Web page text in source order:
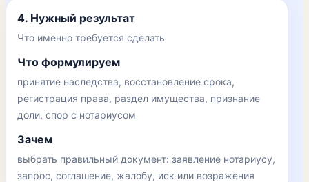
4. Нужный результат
Что именно требуется сделать
Что формулируем
принятие наследства, восстановление срока,
регистрация права, раздел имущества, признание
доли, спор с нотариусом
Зачем
выбрать правильный документ: заявление нотариусу,
запрос, соглашение, жалобу, иск или возражения